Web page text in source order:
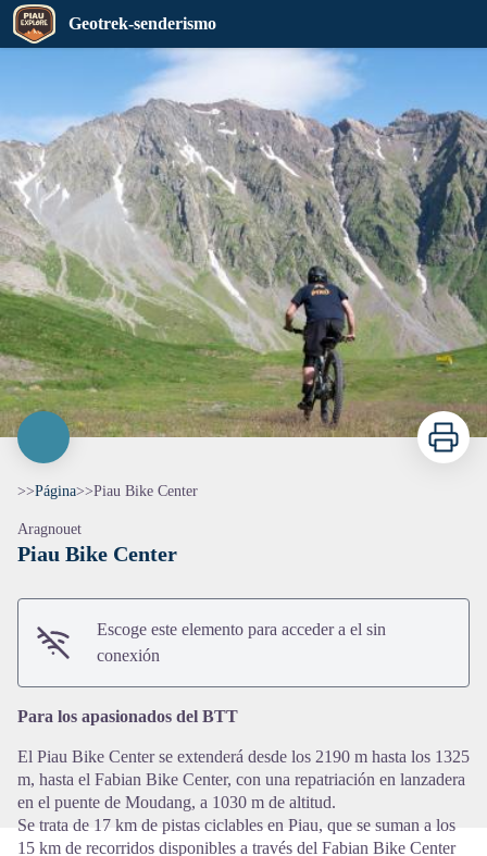
Geotrek-senderismo
Piau Bike Center
View picture in full screen
Imprimir
>>Página>>Piau Bike Center
Aragnouet
Piau Bike Center
Escoge este elemento para acceder a el sin
conexión
Para los apasionados del BTT
El Piau Bike Center se extenderá desde los 2190 m hasta los 1325
m, hasta el Fabian Bike Center, con una repatriación en lanzadera
en el puente de Moudang, a 1030 m de altitud.
Se trata de 17 km de pistas ciclables en Piau, que se suman a los
15 km de recorridos disponibles a través del Fabian Bike Center